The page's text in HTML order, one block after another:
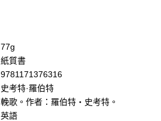
77g
紙質書
9781171376316
史考特·羅伯特
輓歌。作者：羅伯特‧史考特。
英語